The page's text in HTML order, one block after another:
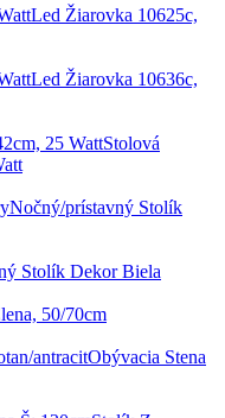
Led Žiarovka 10625c,
Led Žiarovka 10636c,
Stolová
Nočný/prístavný Stolík
Stolík Dekor Biela
50/70cm
Obývacia Stena